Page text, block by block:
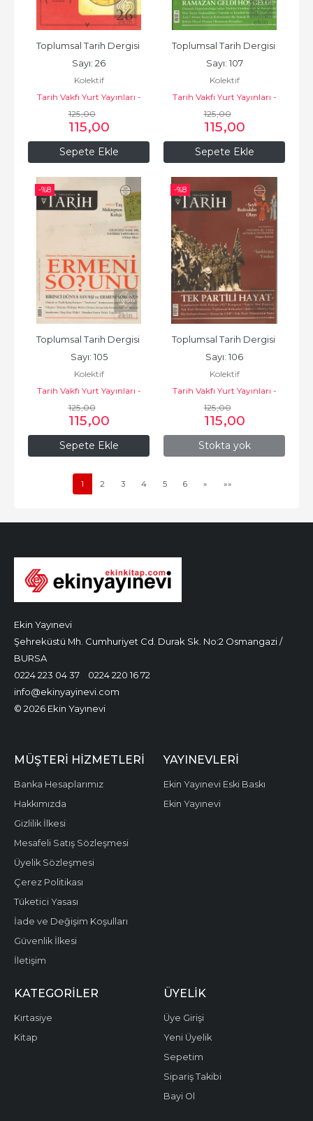
Sepete Ekle
Toplumsal Tarih Dergisi
Sayı: 26
Kolektif
Tarih Vakfı Yurt Yayınları -
Toplumsal Tarih Dergisi
125,00
115,00
Sepete Ekle
Toplumsal Tarih Dergisi
Sayı: 107
Kolektif
Tarih Vakfı Yurt Yayınları -
Toplumsal Tarih Dergisi
125,00
115,00
-%8
Sepete Ekle
Toplumsal Tarih Dergisi
Sayı: 105
Kolektif
Tarih Vakfı Yurt Yayınları -
Toplumsal Tarih Dergisi
125,00
115,00
-%8
Stokta yok
Toplumsal Tarih Dergisi
Sayı: 106
Kolektif
Tarih Vakfı Yurt Yayınları -
Toplumsal Tarih Dergisi
125,00
115,00
1 2 3 4 5 6 » »»
Ekin Yayınevi
Şehreküstü Mh. Cumhuriyet Cd. Durak Sk. No:2 Osmangazi /
BURSA
0224 223 04 37
0224 220 16 72
info@ekinyayinevi.com
© 2026 Ekin Yayınevi
MÜŞTERI HIZMETLERI
Banka Hesaplarımız
Hakkımızda
Gizlilik İlkesi
Mesafeli Satış Sözleşmesi
Üyelik Sözleşmesi
Çerez Politikası
Tüketici Yasası
İade ve Değişim Koşulları
Güvenlik İlkesi
İletişim
YAYINEVLERI
Ekin Yayınevi Eski Baskı
Ekin Yayınevi
KATEGORILER
Kırtasiye
Kitap
ÜYELIK
Üye Girişi
Yeni Üyelik
Sepetim
Sipariş Takibi
Bayi Ol